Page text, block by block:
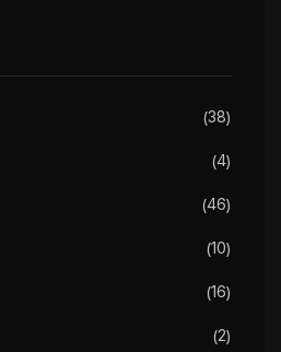
38
4
46
10
16
2